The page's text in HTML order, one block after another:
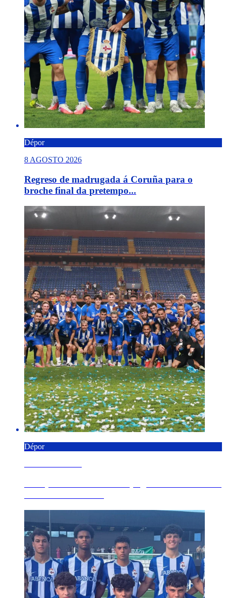
Dépor
8 AGOSTO 2026
Regreso de madrugada á Coruña para o
broche final da pretempo...
Dépor